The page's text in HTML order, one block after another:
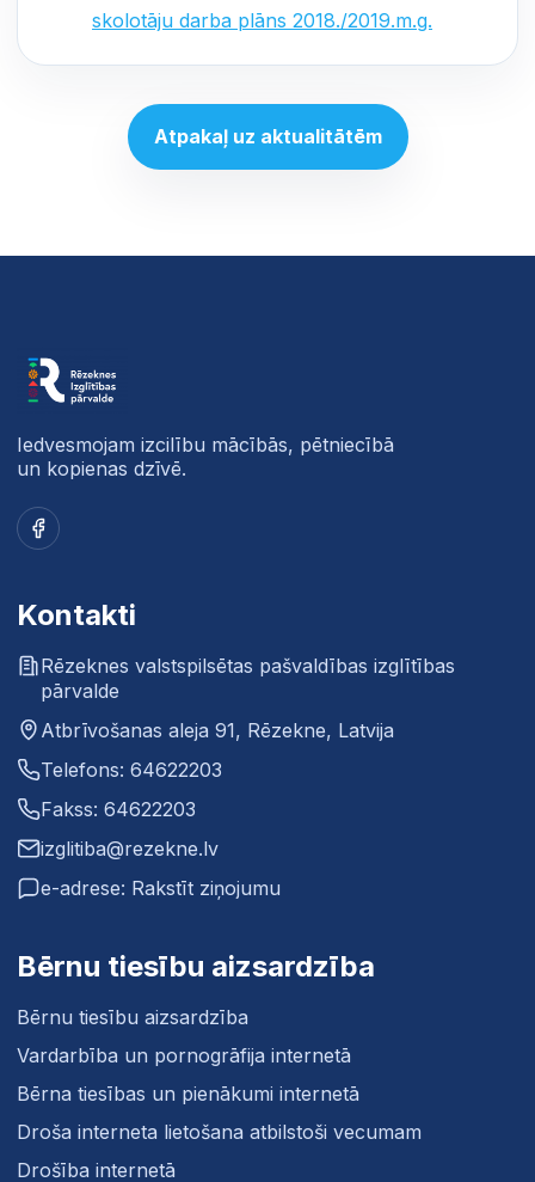
skolotāju darba plāns 2018./2019.m.g.
Atpakaļ uz aktualitātēm
Iedvesmojam izcilību mācībās, pētniecībā
un kopienas dzīvē.
Facebook
Kontakti
Rēzeknes valstspilsētas pašvaldības izglītības
pārvalde
Atbrīvošanas aleja 91, Rēzekne, Latvija
Telefons: 64622203
Fakss: 64622203
izglitiba@rezekne.lv
e-adrese: Rakstīt ziņojumu
Bērnu tiesību aizsardzība
Bērnu tiesību aizsardzība
Vardarbība un pornogrāfija internetā
Bērna tiesības un pienākumi internetā
Droša interneta lietošana atbilstoši vecumam
Drošība internetā